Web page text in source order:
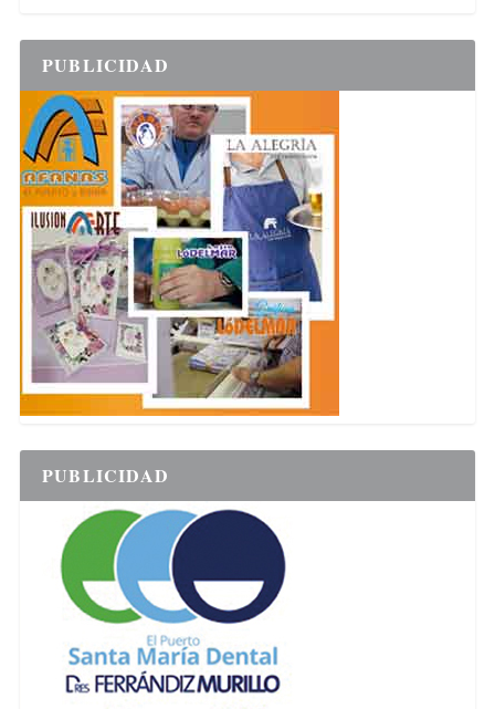
PUBLICIDAD
PUBLICIDAD